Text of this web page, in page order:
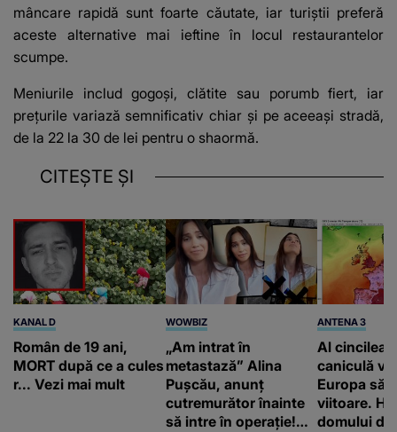
mâncare rapidă sunt foarte căutate, iar turiștii preferă
aceste alternative mai ieftine în locul restaurantelor
scumpe.
Meniurile includ gogoși, clătite sau porumb fiert, iar
prețurile variază semnificativ chiar și pe aceeași stradă,
de la 22 la 30 de lei pentru o shaormă.
CITEȘTE ȘI
KANAL D
Român de 19 ani,
MORT după ce a cules
r... Vezi mai mult
WOWBIZ
„Am intrat în
metastază” Alina
Pușcău, anunț
cutremurător înainte
să intre în operație!
ANTENA 3
Al cincilea
caniculă
Europa
viitoare.
domului de